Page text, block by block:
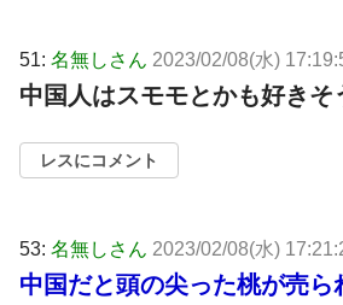
51: 名無しさん 2023/02/08(水)
中国人はスモモとかも好き
レスにコメント
53: 名無しさん 2023/02/08(水)
中国だと頭の尖った桃が売ら